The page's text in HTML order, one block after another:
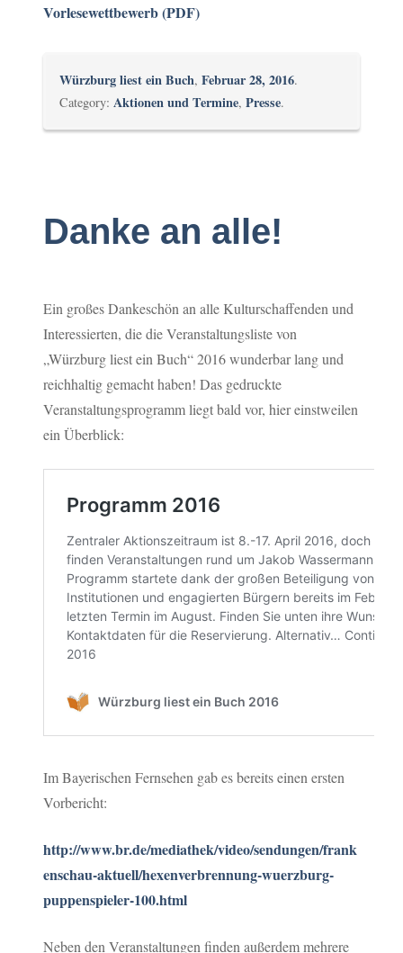
Vorlesewettbewerb (PDF)
Würzburg liest ein Buch,Februar 28, 2016.
Category:Aktionen und Termine,Presse.
Danke an alle!
Ein großes Dankeschön an alle Kulturschaffenden und
Interessierten, die die Veranstaltungsliste von
„Würzburg liest ein Buch“ 2016 wunderbar lang und
reichhaltig gemacht haben! Das gedruckte
Veranstaltungsprogramm liegt bald vor, hier einstweilen
ein Überblick:
Im Bayerischen Fernsehen gab es bereits einen ersten
Vorbericht:
http://www.br.de/mediathek/video/sendungen/frank
enschau-aktuell/hexenverbrennung-wuerzburg-
puppenspieler-100.html
Neben den Veranstaltungen finden außerdem mehrere